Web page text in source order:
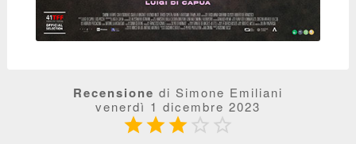
Recensione di Simone Emiliani
venerdì 1 dicembre 2023
  